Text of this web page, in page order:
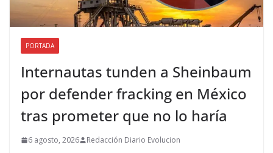
PORTADA
Internautas tunden a Sheinbaum
por defender fracking en México
tras prometer que no lo haría
6 agosto, 2026 Redacción Diario Evolucion